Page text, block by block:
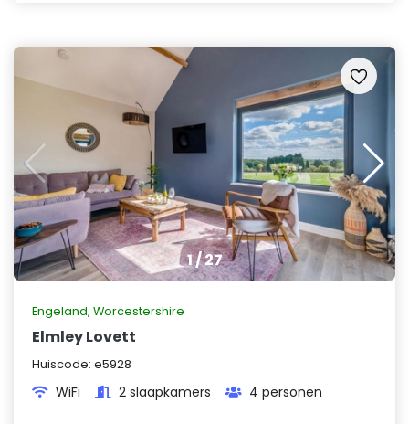
1/27
Engeland, Worcestershire
Elmley Lovett
Huiscode: e5928
WiFi 2 slaapkamers 4 personen